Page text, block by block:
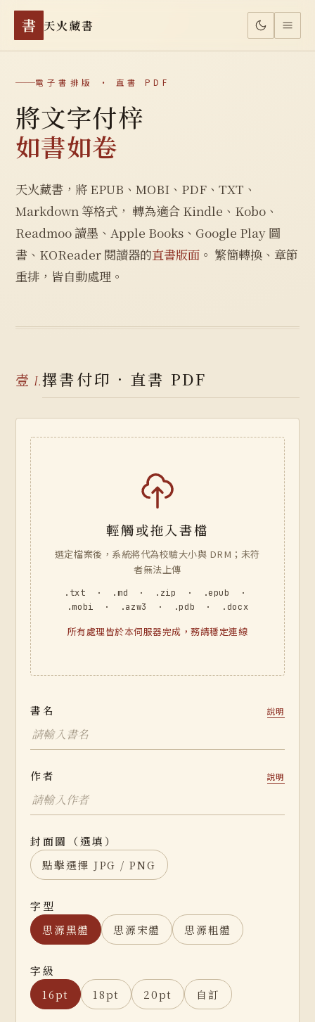
書 天火藏書
電子書排版 · 直書 PDF
將文字付梓
如書如卷
天火藏書，將 EPUB、MOBI、PDF、TXT、
Markdown 等格式， 轉為適合 Kindle、Kobo、
Readmoo 讀墨、Apple Books、Google Play 圖
書、KOReader 閱讀器的直書版面 。 繁簡轉換、章節
重排，皆自動處理。
壹 I.擇書付印 · 直書 PDF
輕觸或拖入書檔
選定檔案後，系統將代為校驗大小與 DRM；未符
者無法上傳
.txt · .md · .zip · .epub ·
.mobi · .azw3 · .pdb · .docx
所有處理皆於本伺服器完成，務請穩定連線
書名 說明
作者 說明
封面圖（選填）
點擊選擇 JPG / PNG
字型
思源黑體
思源宋體 思源粗體
字級
16pt
18pt 20pt 自訂